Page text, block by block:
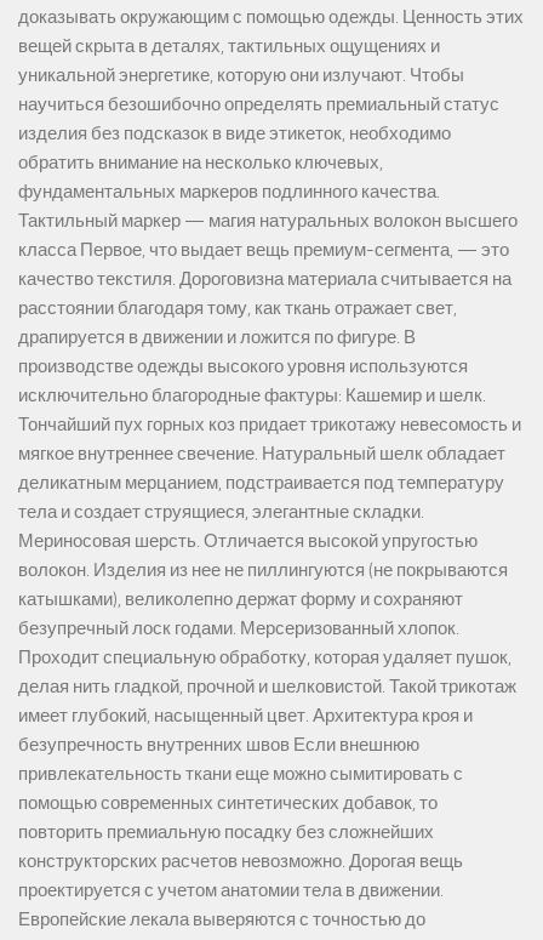
доказывать окружающим с помощью одежды. Ценность этих
вещей скрыта в деталях, тактильных ощущениях и
уникальной энергетике, которую они излучают. Чтобы
научиться безошибочно определять премиальный статус
изделия без подсказок в виде этикеток, необходимо
обратить внимание на несколько ключевых,
фундаментальных маркеров подлинного качества.
Тактильный маркер — магия натуральных волокон высшего
класса Первое, что выдает вещь премиум-сегмента, — это
качество текстиля. Дороговизна материала считывается на
расстоянии благодаря тому, как ткань отражает свет,
драпируется в движении и ложится по фигуре. В
производстве одежды высокого уровня используются
исключительно благородные фактуры: Кашемир и шелк.
Тончайший пух горных коз придает трикотажу невесомость и
мягкое внутреннее свечение. Натуральный шелк обладает
деликатным мерцанием, подстраивается под температуру
тела и создает струящиеся, элегантные складки.
Мериносовая шерсть. Отличается высокой упругостью
волокон. Изделия из нее не пиллингуются (не покрываются
катышками), великолепно держат форму и сохраняют
безупречный лоск годами. Мерсеризованный хлопок.
Проходит специальную обработку, которая удаляет пушок,
делая нить гладкой, прочной и шелковистой. Такой трикотаж
имеет глубокий, насыщенный цвет. Архитектура кроя и
безупречность внутренних швов Если внешнюю
привлекательность ткани еще можно сымитировать с
помощью современных синтетических добавок, то
повторить премиальную посадку без сложнейших
конструкторских расчетов невозможно. Дорогая вещь
проектируется с учетом анатомии тела в движении.
Европейские лекала выверяются с точностью до